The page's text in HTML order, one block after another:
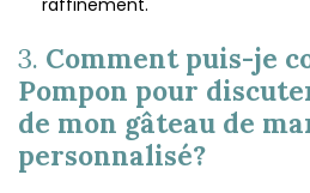
3. Comment puis-je
Pompon pour
de mon gâteau de
personnalisé?